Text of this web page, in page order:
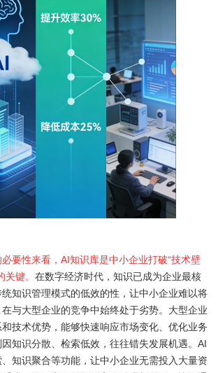
要性来看，AI知识库是中小企业打破“技术壁
关键。在数字经济时代，知识已成为企业最核
知识管理模式的低效的性，让中小企业难以将
与大型企业的竞争中始终处于劣势。大型企业
技术优势，能够快速响应市场变化、优化业务
知识分散、检索低效，往往错失发展机遇。AI
知识聚合等功能，让中小企业无需投入大量资